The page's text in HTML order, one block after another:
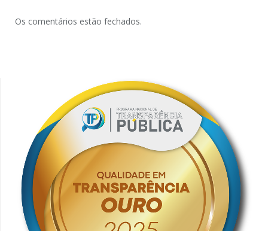
Os comentários estão fechados.